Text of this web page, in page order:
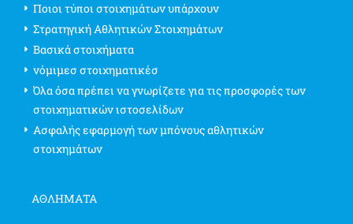
Ποιοι τύποι στοιχημάτων υπάρχουν
Στρατηγική Αθλητικών Στοιχημάτων
Βασικά στοιχήματα
νόμιμεσ στοιχηματικέσ
Όλα όσα πρέπει να γνωρίζετε για τις προσφορές των
στοιχηματικών ιστοσελίδων
Ασφαλής εφαρμογή των μπόνους αθλητικών
στοιχημάτων
ΑΘΛΗΜΑΤΑ